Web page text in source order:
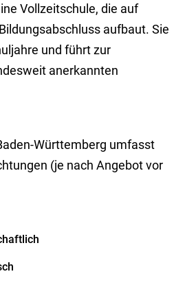
Vollzeitschule, die auf
aufbaut. Sie
und führt zur
anerkannten
Württemberg umfasst
(je nach Angebot vor